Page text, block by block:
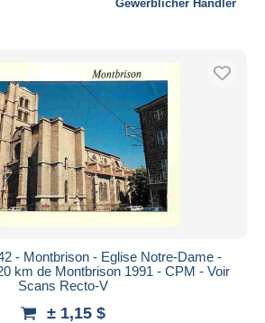
Gewerblicher Händler
- Montbrison - Eglise Notre-Dame -
km de Montbrison 1991 - CPM - Voir
Scans Recto-V
± 1,15 $